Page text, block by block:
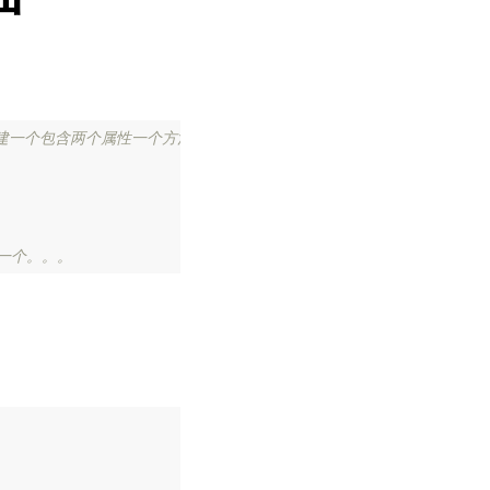
个包含两个属性一个方法的对象
。。。